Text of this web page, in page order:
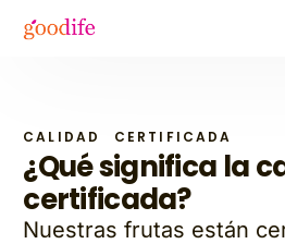
CALIDAD CERTIFICADA
¿Qué significa la
certificada?
Nuestras frutas están